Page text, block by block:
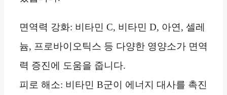
면역력 강화: 비타민 C, 비타민 D, 아연, 셀레
늄, 프로바이오틱스 등 다양한 영양소가 면역
력 증진에 도움을 줍니다.
피로 해소: 비타민 B군이 에너지 대사를 촉진